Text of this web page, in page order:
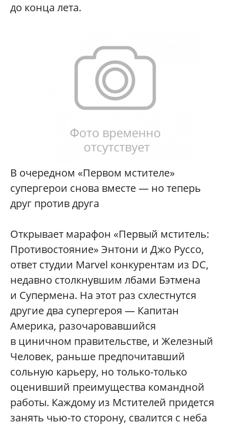
до конца лета.
В очередном «Первом мстителе»
супергерои снова вместе — но теперь
друг против друга
Открывает марафон «Первый мститель:
Противостояние» Энтони и Джо Руссо,
ответ студии Marvel конкурентам из DC,
недавно столкнувшим лбами Бэтмена
и Супермена. На этот раз схлестнутся
другие два супергероя — Капитан
Америка, разочаровавшийся
в циничном правительстве, и Железный
Человек, раньше предпочитавший
сольную карьеру, но только-только
оценивший преимущества командной
работы. Каждому из Мстителей придется
занять чью-то сторону, свалится с неба